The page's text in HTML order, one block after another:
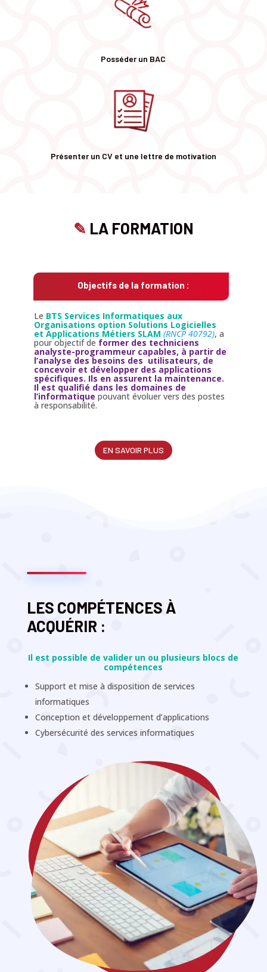
Posséder un BAC
Présenter un CV et une lettre de motivation
✎ LA FORMATION
Objectifs de la formation :
Le BTS Services Informatiques aux
Organisations option Solutions Logicielles
et Applications Métiers SLAM (RNCP 40792), a
pour objectif de former des techniciens
analyste-programmeur capables, à partir de
l’analyse des besoins des utilisateurs, de
concevoir et développer des applications
spécifiques. Ils en assurent la maintenance.
Il est qualifié dans les domaines de
l’informatique pouvant évoluer vers des postes
à responsabilité.
EN SAVOIR PLUS
LES COMPÉTENCES À
ACQUÉRIR :
Il est possible de valider un ou plusieurs blocs de
compétences
Support et mise à disposition de services
informatiques
Conception et développement d’applications
Cybersécurité des services informatiques